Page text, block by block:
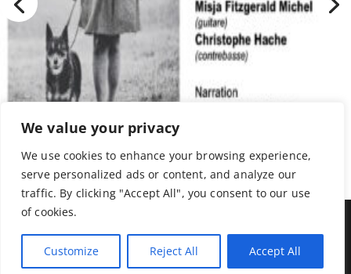
We value your privacy
We use cookies to enhance your browsing experience,
serve personalized ads or content, and analyze our
traffic. By clicking "Accept All", you consent to our use
of cookies.
Customize Reject All Accept All
© 2010-2026 Twal Media - Franck Tortiller |
Mentions Légales